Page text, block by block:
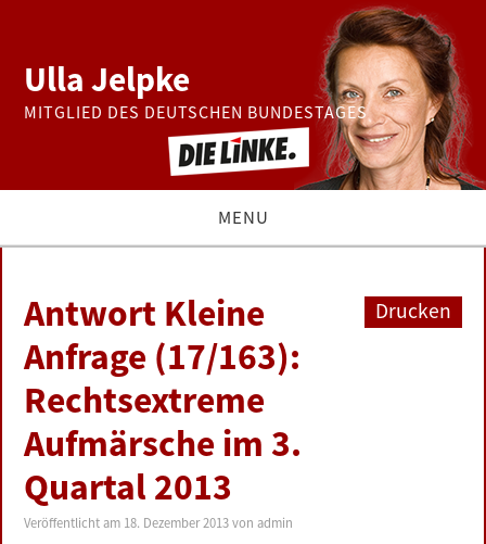
Ulla Jelpke
MITGLIED DES DEUTSCHEN BUNDESTAGES
MENU
BUNDESTAG
PRESSE
ZUR PERSON
LINKS
Drucken
Antwort Kleine
Anfrage (17/163):
Rechtsextreme
Aufmärsche im 3.
Quartal 2013
Veröffentlicht am 18. Dezember 2013 vonadmin